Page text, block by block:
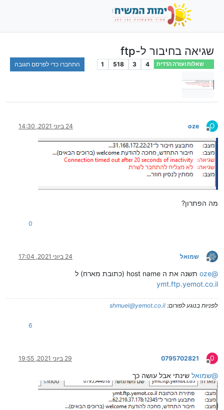
שגיאה בחיבור ל-ftp
שאלות ועזרה הדדית 4
3
518
1 התחברו כדי לפרסם תגובה
O
מנותק
oze 24 ביוני 2021, 14:30
מה הפתרון?
0
מנותק
שמואל 24 ביוני 2021, 17:04
@
oze תשנה את ה host name (כתובת מארח) ל
ymt.ftp.yemot.co.il
לפניות בנוגע לפורום: shmuel@yemot.co.il
6
0
מנותק
0795702821 29 ביוני 2021, 19:55
@שמואל שינתי אבל עושה כך